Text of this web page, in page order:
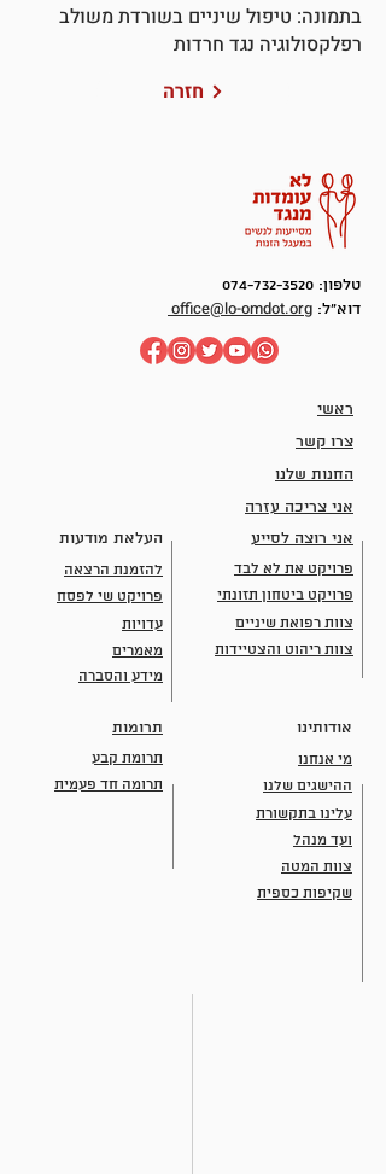
בתמונה: טיפול שיניים בשורדת משולב
רפלקסולוגיה נגד חרדות
חזרה
טלפון: 074-732-3520
דוא"ל: office@lo-omdot.org
ראשי
צרו קשר
החנות שלנו
אני צריכה עזרה
העלאת מודעות
להזמנת הרצאה
פרויקט שי לפסח
עדויות
מאמרים
מידע והסברה
אני רוצה לסייע
פרויקט את לא לבד
פרויקט ביטחון תזונתי
צוות רפואת שיניים
צוות ריהוט והצטיידות
תרומות
תרומת קבע
תרומה חד פעמית
אודותינו
מי אנחנו
ההישגים שלנו
עלינו בתקשורת
ועד מנהל
צוות המטה
שקיפות כספית